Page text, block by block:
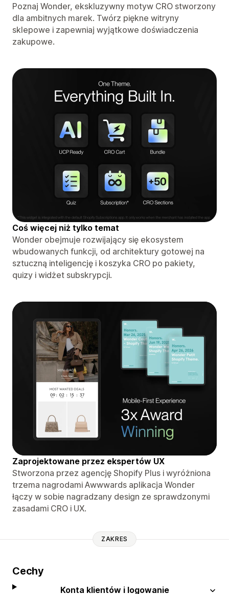
Poznaj Wonder, ekskluzywny motyw CRO stworzony
dla ambitnych marek. Twórz piękne witryny
sklepowe i zapewniaj wyjątkowe doświadczenia
zakupowe.
Coś więcej niż tylko temat
Wonder obejmuje rozwijający się ekosystem
wbudowanych funkcji, od architektury gotowej na
sztuczną inteligencję i koszyka CRO po pakiety,
quizy i widżet subskrypcji.
Zaprojektowane przez ekspertów UX
Stworzona przez agencję Shopify Plus i wyróżniona
trzema nagrodami Awwwards aplikacja Wonder
łączy w sobie nagradzany design ze sprawdzonymi
zasadami CRO i UX.
ZAKRES
Cechy
Konta klientów i logowanie